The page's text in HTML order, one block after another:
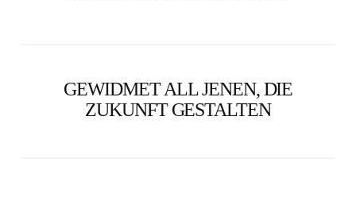
GEWIDMET ALL JENEN, DIE
ZUKUNFT GESTALTEN